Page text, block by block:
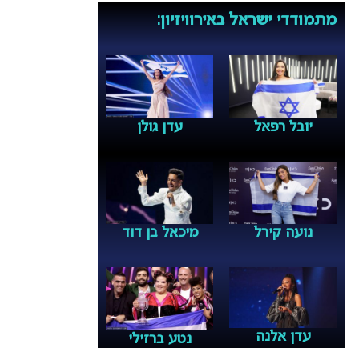
מתמודדי ישראל באירוויזיון:
יובל רפאל עדן גולן
נועה קירל מיכאל בן דוד
עדן אלנה נטע ברזילי